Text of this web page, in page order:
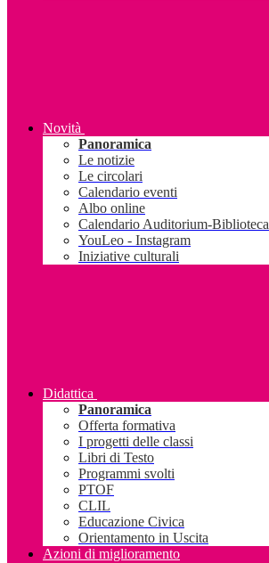
Novità
Panoramica
Le notizie
Le circolari
Calendario eventi
Albo online
Calendario Auditorium-Biblioteca
YouLeo - Instagram
Iniziative culturali
Didattica
Panoramica
Offerta formativa
I progetti delle classi
Libri di Testo
Programmi svolti
PTOF
CLIL
Educazione Civica
Orientamento in Uscita
Azioni di miglioramento